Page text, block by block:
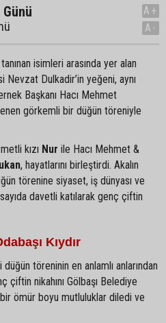
A+
A-
isimleri arasında yer alan
Dulkadir’in yeğeni, aynı
Başkanı Hacı Mehmet
görkemli bir düğün töreniyle
kızı Nur ile Hacı Mehmet &
, hayatlarını birleştirdi. Akalın
törenine siyaset, iş dünyası ve
davetli katılarak genç çiftin
Kıydır
töreninin en anlamlı anlarından
çiftin nikahını Gölbaşı Belediye
bir ömür boyu mutluluklar diledi ve